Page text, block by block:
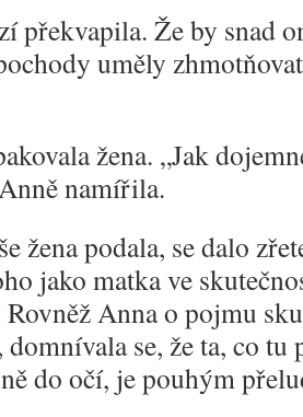
překvapila. Že by snad
uměly
žena. „Jak
namířila.
žena podala, se dalo
jako matka ve
Anna o pojmu
se, že ta, co tu
do očí, je pouhým